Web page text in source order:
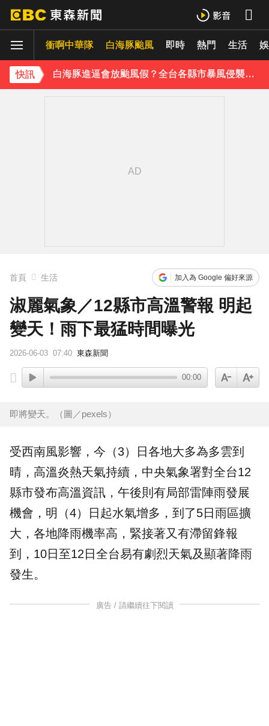
衝啊中華隊 白海豚颱風 即時 熱門 生活
快訊
白海豚外圍雲系發威！7縣市大雨特報 警戒範圍一次看
白海豚進逼會放颱風假？全台各縣市暴風侵襲率曝
首頁 生活 加入為 Google 偏好來源
淑麗氣象／12縣市高溫警報 明起
變天！雨下最猛時間曝光
2026-06-03 07:40 東森新聞
00:00
即將變天。（圖／pexels）
受西南風影響，今（3）日各地大多為多雲到
晴， 高溫炎熱天氣持續，中央氣象署對全台12
縣市發布高溫資訊，午後則有局部雷陣雨發展
機會，明（4）日起水氣增多，到了5日雨區擴
大，各地降雨機率高，緊接著又有滯留鋒報
到，10日至12日全台易有劇烈天氣及顯著降雨
發生。
廣告 / 請繼續往下閱讀